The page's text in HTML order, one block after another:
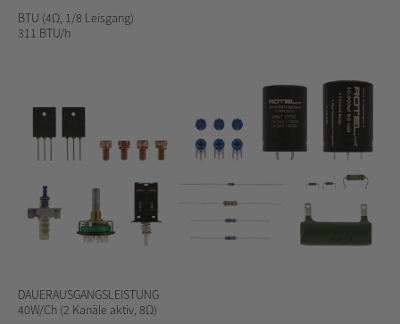
BTU (4Ω, 1/8 Leisgang)
311 BTU/h
DAUERAUSGANGSLEISTUNG
40W/Ch (2 Kanäle aktiv, 8Ω)